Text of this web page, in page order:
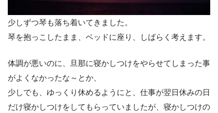
少しずつ琴も落ち着いてきました。
琴を抱っこしたまま、ベッドに座り、しばらく考えます。
体調が悪いのに、旦那に寝かしつけをやらせてしまった事
がよくなかったな～とか、
少しでも、ゆっくり休めるようにと、仕事が翌日休みの日
だけ寝かしつけをしてもらっていましたが、寝かしつけの